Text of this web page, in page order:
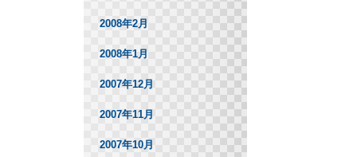
2008年2月
2008年1月
2007年12月
2007年11月
2007年10月